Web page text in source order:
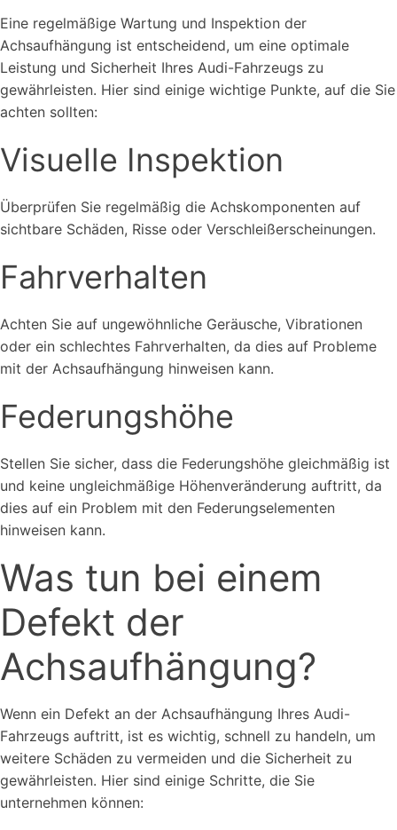
Eine regelmäßige Wartung und Inspektion der
Achsaufhängung ist entscheidend, um eine optimale
Leistung und Sicherheit Ihres Audi-Fahrzeugs zu
gewährleisten. Hier sind einige wichtige Punkte, auf die Sie
achten sollten:
Visuelle Inspektion
Überprüfen Sie regelmäßig die Achskomponenten auf
sichtbare Schäden, Risse oder Verschleißerscheinungen.
Fahrverhalten
Achten Sie auf ungewöhnliche Geräusche, Vibrationen
oder ein schlechtes Fahrverhalten, da dies auf Probleme
mit der Achsaufhängung hinweisen kann.
Federungshöhe
Stellen Sie sicher, dass die Federungshöhe gleichmäßig ist
und keine ungleichmäßige Höhenveränderung auftritt, da
dies auf ein Problem mit den Federungselementen
hinweisen kann.
Was tun bei einem
Defekt der
Achsaufhängung?
Wenn ein Defekt an der Achsaufhängung Ihres Audi-
Fahrzeugs auftritt, ist es wichtig, schnell zu handeln, um
weitere Schäden zu vermeiden und die Sicherheit zu
gewährleisten. Hier sind einige Schritte, die Sie
unternehmen können: